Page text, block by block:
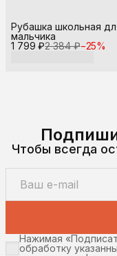
1 799 ₽2 384 ₽−25%
Рубашка школьная
мальчика
Чтобы всегда
Нажимая
обработку